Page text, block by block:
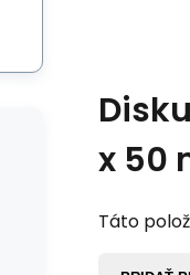
x 50
Táto